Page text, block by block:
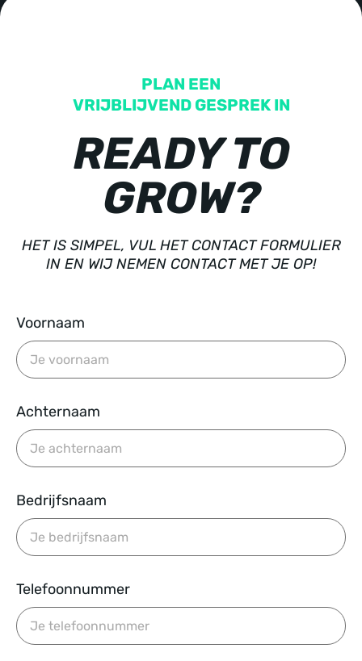
PLAN EEN
VRIJBLIJVEND GESPREK IN
READY TO
GROW?
HET IS SIMPEL, VUL HET CONTACT FORMULIER
IN EN WIJ NEMEN CONTACT MET JE OP!
Voornaam
Achternaam
Bedrijfsnaam
Telefoonnummer